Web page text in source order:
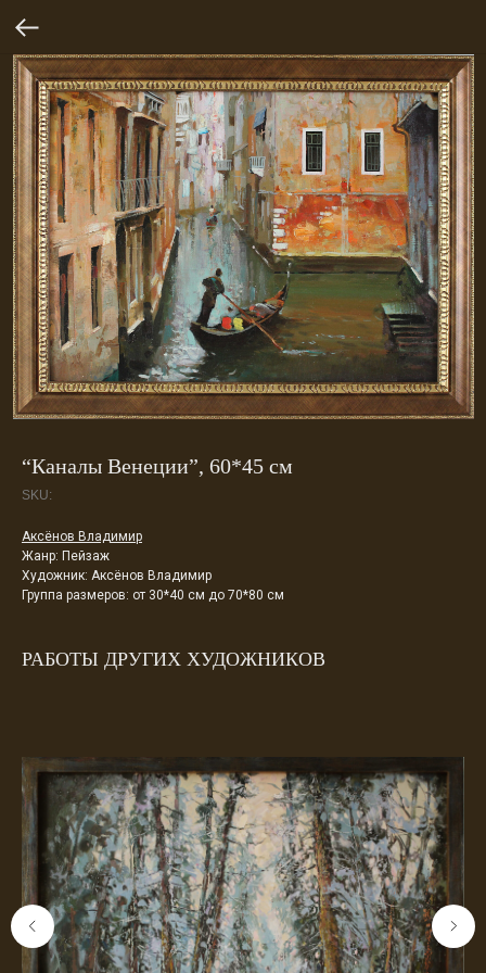
“Каналы Венеции”, 60*45 см
SKU:
Аксёнов Владимир
Жанр: Пейзаж
Художник: Аксёнов Владимир
Группа размеров: от 30*40 см до 70*80 см
РАБОТЫ ДРУГИХ ХУДОЖНИКОВ